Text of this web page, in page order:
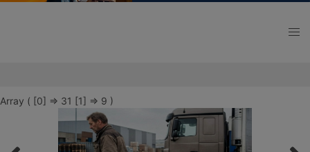
Array ( [0] => 31 [1] => 9 )